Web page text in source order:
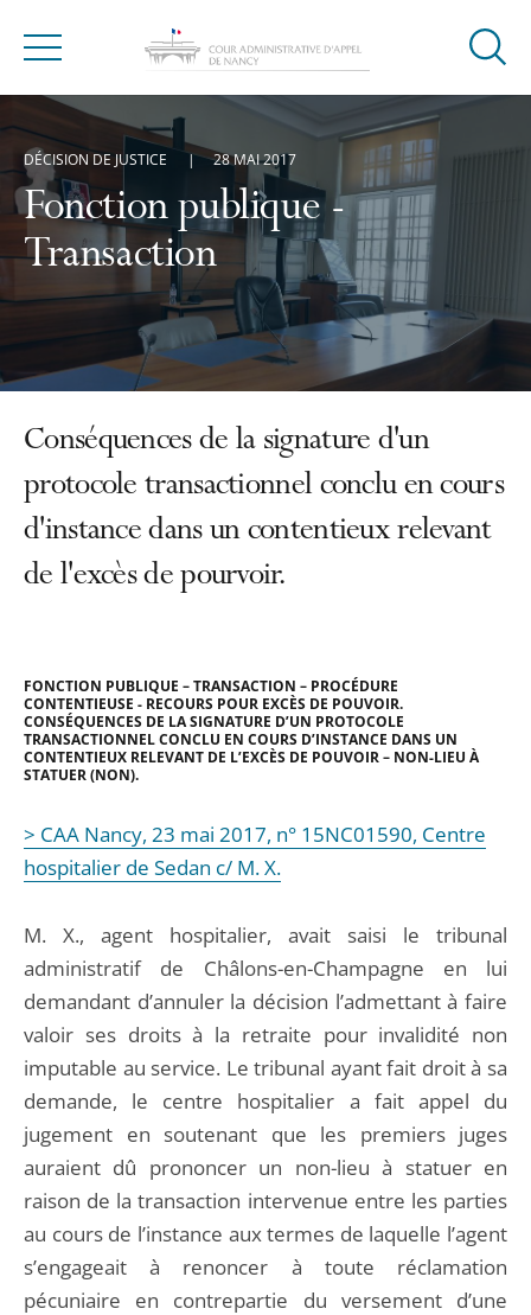
Menu
Ouvrir
Fonction publique -
Transaction
DÉCISION DE JUSTICE 28 MAI 2017
Conséquences de la signature d'un
protocole transactionnel conclu en cours
d'instance dans un contentieux relevant
de l'excès de pourvoir.
FONCTION PUBLIQUE – TRANSACTION – PROCÉDURE
CONTENTIEUSE - RECOURS POUR EXCÈS DE POUVOIR.
CONSÉQUENCES DE LA SIGNATURE D’UN PROTOCOLE
TRANSACTIONNEL CONCLU EN COURS D’INSTANCE DANS UN
CONTENTIEUX RELEVANT DE L’EXCÈS DE POUVOIR – NON-LIEU À
STATUER (NON).
> CAA Nancy, 23 mai 2017, n° 15NC01590, Centre
hospitalier de Sedan c/ M. X.
M. X., agent hospitalier, avait saisi le tribunal
administratif de Châlons-en-Champagne en lui
demandant d’annuler la décision l’admettant à faire
valoir ses droits à la retraite pour invalidité non
imputable au service. Le tribunal ayant fait droit à sa
demande, le centre hospitalier a fait appel du
jugement en soutenant que les premiers juges
auraient dû prononcer un non-lieu à statuer en
raison de la transaction intervenue entre les parties
au cours de l’instance aux termes de laquelle l’agent
s’engageait à renoncer à toute réclamation
pécuniaire en contrepartie du versement d’une